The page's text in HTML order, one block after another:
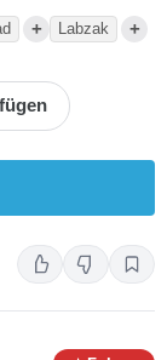
+ Labzak +